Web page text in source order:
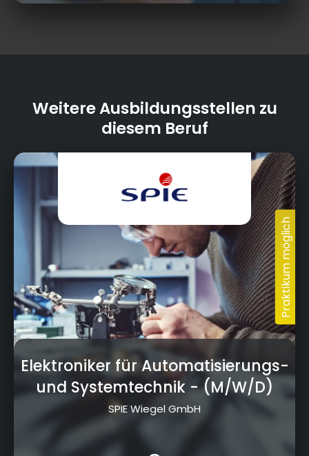
Weitere Ausbildungsstellen zu
diesem Beruf
Elektroniker für Automatisierungs-
und Systemtechnik - (M/W/D)
SPIE Wiegel GmbH